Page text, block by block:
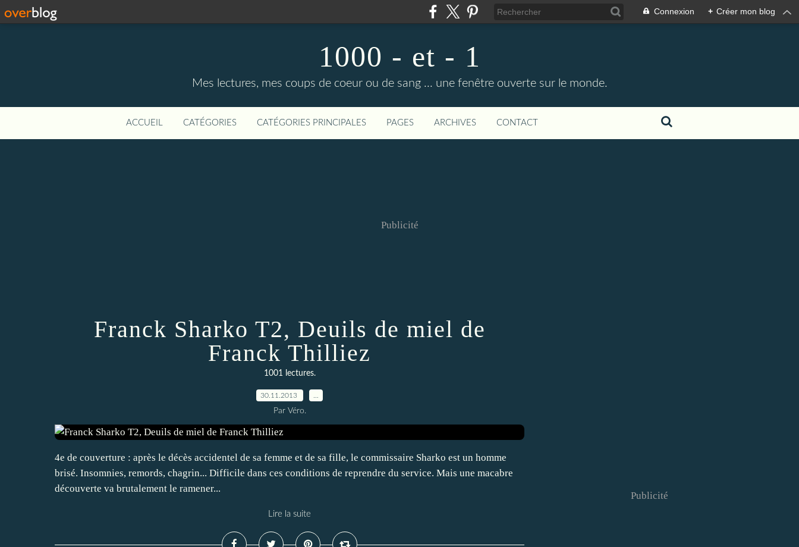
Connexion + Créer mon blog
1000 - et - 1
Mes lectures, mes coups de coeur ou de sang ... une fenêtre ouverte sur le monde.
ACCUEIL CATÉGORIES CATÉGORIES PRINCIPALES PAGES ARCHIVES CONTACT
Publicité
Franck Sharko T2, Deuils de miel de
Franck Thilliez
1001 lectures.
30.11.2013
Par Véro.
4e de couverture : après le décès accidentel de sa femme et de sa fille, le commissaire Sharko est un homme
brisé. Insomnies, remords, chagrin... Difficile dans ces conditions de reprendre du service. Mais une macabre
découverte va brutalement le ramener...
Lire la suite
Publicité